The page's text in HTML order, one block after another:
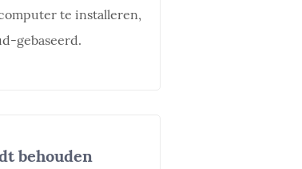
te installeren,
gebaseerd.
behouden